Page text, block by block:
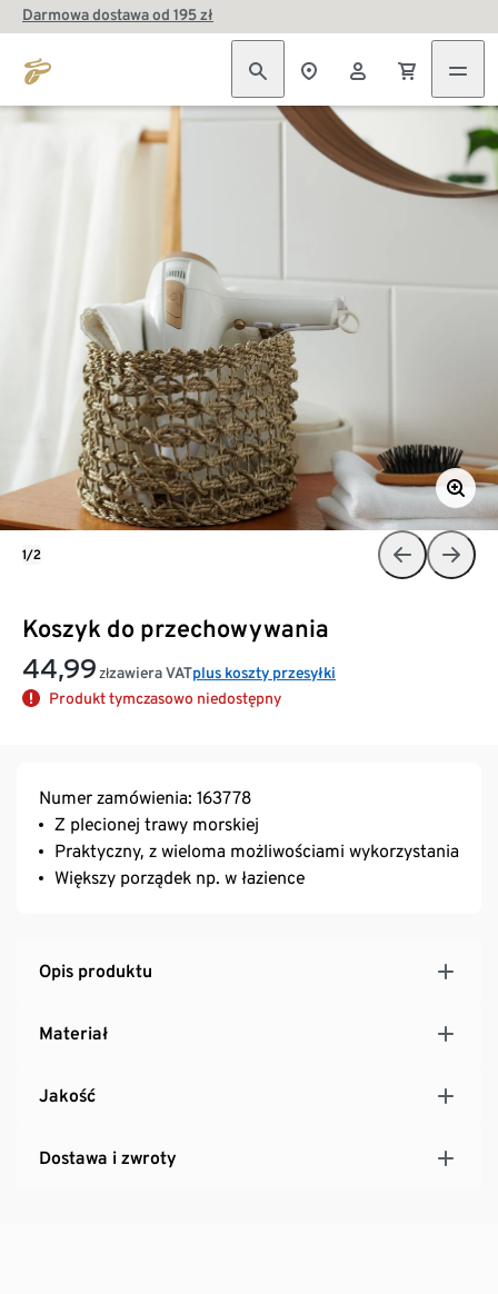
Darmowa dostawa od 195 zł
Koszyk do przechowywania
44,99 złzawiera VATplus koszty przesyłki
Produkt tymczasowo niedostępny
1/2
Numer zamówienia: 163778
Z plecionej trawy morskiej
Praktyczny, z wieloma możliwościami wykorzystania
Większy porządek np. w łazience
Opis produktu
Materiał
Jakość
Dostawa i zwroty